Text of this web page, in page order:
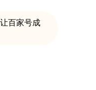
百家号成